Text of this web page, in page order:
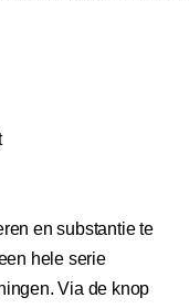
en substantie te
hele serie
Via de knop